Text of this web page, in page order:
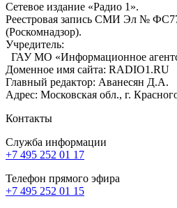
Сетевое издание «Радио 1».
Реестровая запись СМИ Эл №
(Роскомнадзор).
Учредитель:
ГАУ МО «Информационное
Доменное имя сайта: RADIO1.RU
Главный редактор: Аванесян Д.А.
Адрес: Московская обл., г.
Контакты
Служба информации
+7 495 252 01 17
Телефон прямого эфира
+7 495 252 01 15